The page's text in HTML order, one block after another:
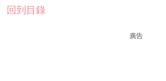
回到目錄
廣告